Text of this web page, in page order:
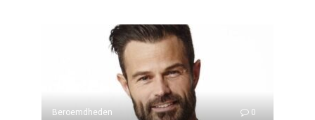
Beroemdheden 0